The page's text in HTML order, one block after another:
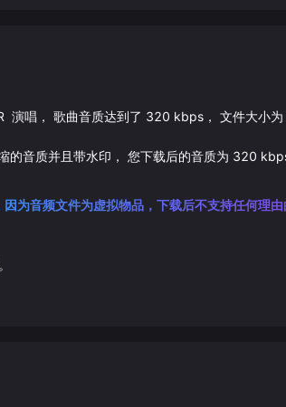
演唱， 歌曲音质达到了 320 kbps， 文件大小为
的音质并且带水印， 您下载后的音质为 320
为音频文件为虚拟物品，下载后不支持任何理由